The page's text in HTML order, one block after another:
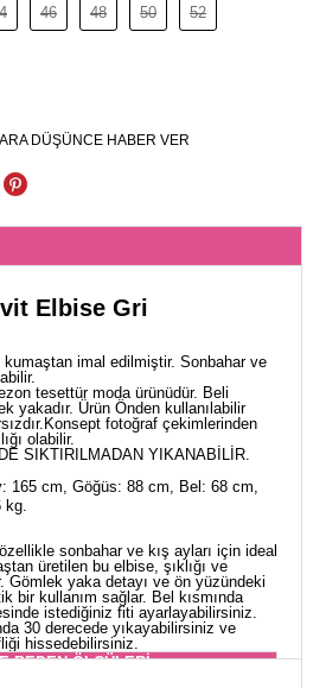
46 48 50 52
DÜŞÜNCE HABER VER
Elbise Gri
kumaştan imal edilmiştir. Sonbahar ve
tesettür moda ürünüdür. Beli
yakadır. Ürün Önden kullanılabilir
fotoğraf çekimlerinden
olabilir.
SIKTIRILMADAN YIKANABİLİR.
165 cm, Göğüs: 88 cm, Bel: 68 cm,
kg.
sonbahar ve kış ayları için ideal
üretilen bu elbise, şıklığı ve
Gömlek yaka detayı ve ön yüzündeki
bir kullanım sağlar. Bel kısmında
istediğiniz fiti ayarlayabilirsiniz.
30 derecede yıkayabilirsiniz ve
hissedebilirsiniz.
BEDEN ÖLÇÜLERİ